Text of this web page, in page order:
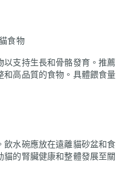
食物
以支持生長和骨骼發育。推薦
高品質的食物。具體餵食量
飲水碗應放在遠離貓砂盆和食
的腎臟健康和整體發展至關